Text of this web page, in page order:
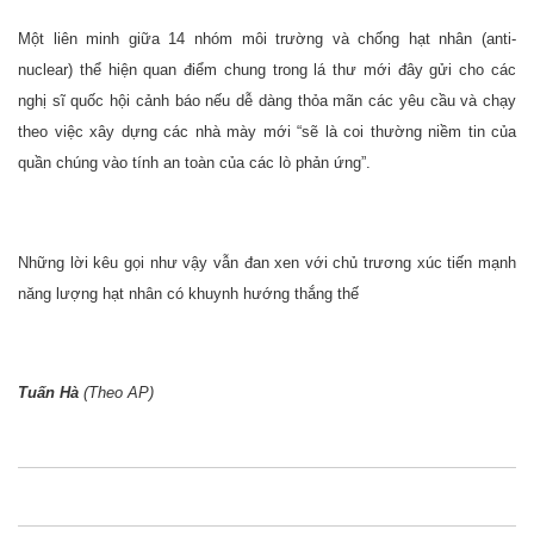
Một liên minh giữa 14 nhóm môi trường và chống hạt nhân (anti-
nuclear) thể hiện quan điểm chung trong lá thư mới đây gửi cho các
nghị sĩ quốc hội cảnh báo nếu dễ dàng thỏa mãn các yêu cầu và chạy
theo việc xây dựng các nhà mày mới “sẽ là coi thường niềm tin của
quần chúng vào tính an toàn của các lò phản ứng”.
Những lời kêu gọi như vậy vẫn đan xen với chủ trương xúc tiến mạnh
năng lượng hạt nhân có khuynh hướng thắng thế
Tuấn Hà (Theo AP)